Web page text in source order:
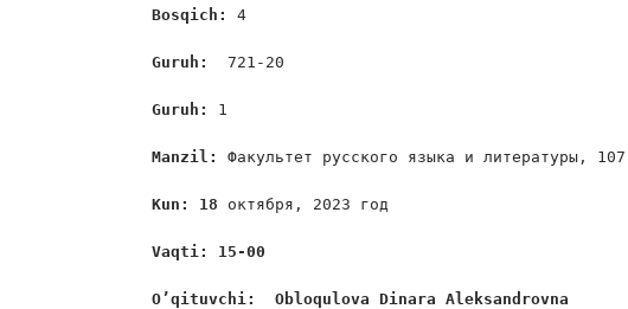
Bosqich: 4
Guruh: 721-20
Guruh: 1
Manzil : Факультет русского языка и литературы, 107
Kun : 18 октября, 2023 год
Vaqti: 15-00
O’qituvchi: Obloqulova Dinara Aleksandrovna